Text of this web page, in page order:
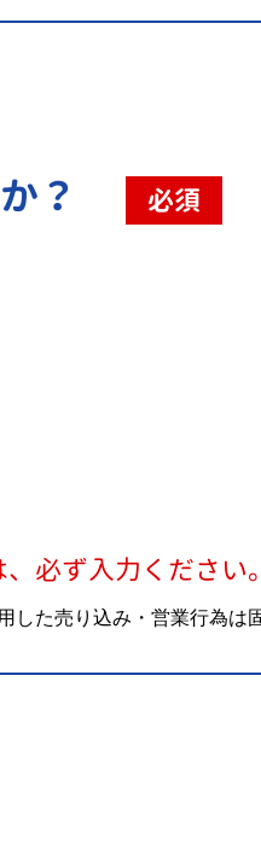
？ 必須
必ず入力ください。
た売り込み・営業行為は